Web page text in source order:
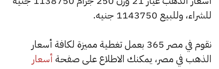
للشراء، وللبيع 1143750 جنيه.
نقوم في مصر 365 بعمل تغطية مميزة لكافة أسعار
الذهب في مصر، يمكنك الاطلاع على صفحة أسعار